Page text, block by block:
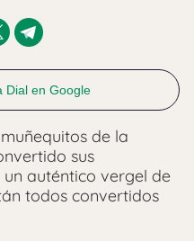
Dial en Google
de la
sus
auténtico vergel de
todos convertidos